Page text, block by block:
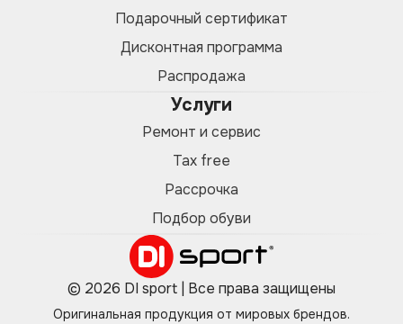
Подарочный сертификат
Дисконтная программа
Распродажа
Услуги
Ремонт и сервис
Tax free
Рассрочка
Подбор обуви
© 2026 DI sport | Все права защищены
Оригинальная продукция от мировых брендов.